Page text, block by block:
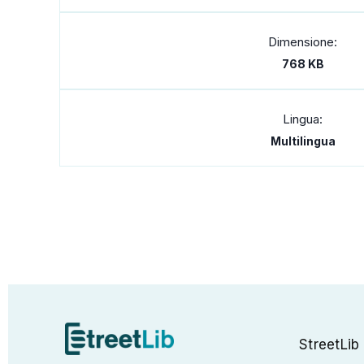
Dimensione:
768 KB
Lingua:
Multilingua
StreetLib